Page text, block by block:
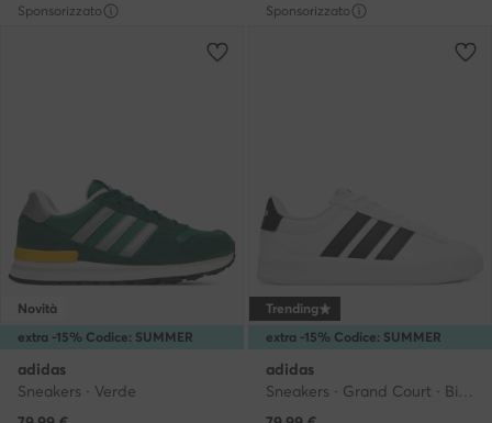
Sponsorizzato
extra -15% Codice: SUMMER
Novità
adidas
Sneakers · Verde
Sponsorizzato
extra -15% Codice: SUMMER
Trending
adidas
Sneakers · Grand Court · Bianco